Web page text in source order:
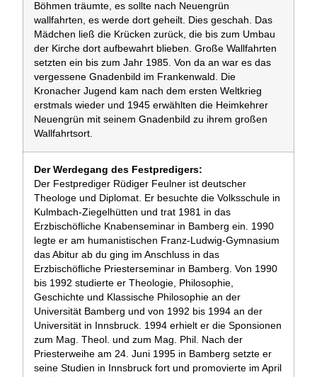
Böhmen träumte, es sollte nach Neuengrün
wallfahrten, es werde dort geheilt. Dies geschah. Das
Mädchen ließ die Krücken zurück, die bis zum Umbau
der Kirche dort aufbewahrt blieben. Große Wallfahrten
setzten ein bis zum Jahr 1985. Von da an war es das
vergessene Gnadenbild im Frankenwald. Die
Kronacher Jugend kam nach dem ersten Weltkrieg
erstmals wieder und 1945 erwählten die Heimkehrer
Neuengrün mit seinem Gnadenbild zu ihrem großen
Wallfahrtsort.
Der Werdegang des Festpredigers:
Der Festprediger Rüdiger Feulner ist deutscher
Theologe und Diplomat. Er besuchte die Volksschule in
Kulmbach-Ziegelhütten und trat 1981 in das
Erzbischöfliche Knabenseminar in Bamberg ein. 1990
legte er am humanistischen Franz-Ludwig-Gymnasium
das Abitur ab du ging im Anschluss in das
Erzbischöfliche Priesterseminar in Bamberg. Von 1990
bis 1992 studierte er Theologie, Philosophie,
Geschichte und Klassische Philosophie an der
Universität Bamberg und von 1992 bis 1994 an der
Universität in Innsbruck. 1994 erhielt er die Sponsionen
zum Mag. Theol. und zum Mag. Phil. Nach der
Priesterweihe am 24. Juni 1995 in Bamberg setzte er
seine Studien in Innsbruck fort und promovierte im April